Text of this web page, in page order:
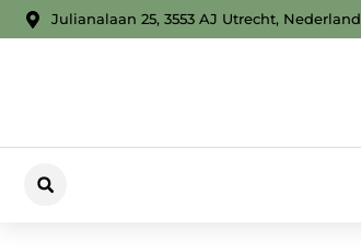
Julianalaan 25, 3553 AJ Utrecht, Nederland